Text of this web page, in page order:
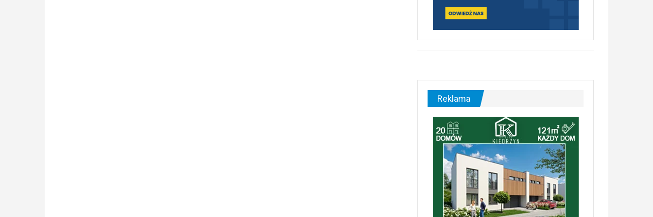
Reklama